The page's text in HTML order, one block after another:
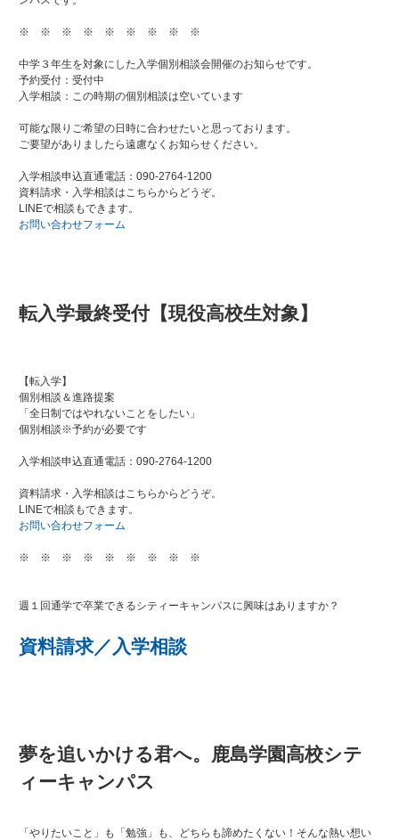
※ ※ ※ ※ ※ ※ ※ ※ ※
中学３年生を対象にした入学個別相談会開催のお知らせです。
予約受付：受付中
入学相談：この時期の個別相談は空いています
可能な限りご希望の日時に合わせたいと思っております。
ご要望がありましたら遠慮なくお知らせください。
入学相談申込直通電話：090-2764-1200
資料請求・入学相談はこちらからどうぞ。
LINEで相談もできます。
お問い合わせフォーム
転入学最終受付【現役高校生対象】
【転入学】
個別相談＆進路提案
「全日制ではやれないことをしたい」
個別相談※予約が必要です
入学相談申込直通電話：090-2764-1200
資料請求・入学相談はこちらからどうぞ。
LINEで相談もできます。
お問い合わせフォーム
※ ※ ※ ※ ※ ※ ※ ※ ※
週１回通学で卒業できるシティーキャンパスに興味はありますか？
資料請求／入学相談
夢を追いかける君へ。鹿島学園高校シテ
ィーキャンパス
「やりたいこと」も「勉強」も、どちらも諦めたくない！そんな熱い想い